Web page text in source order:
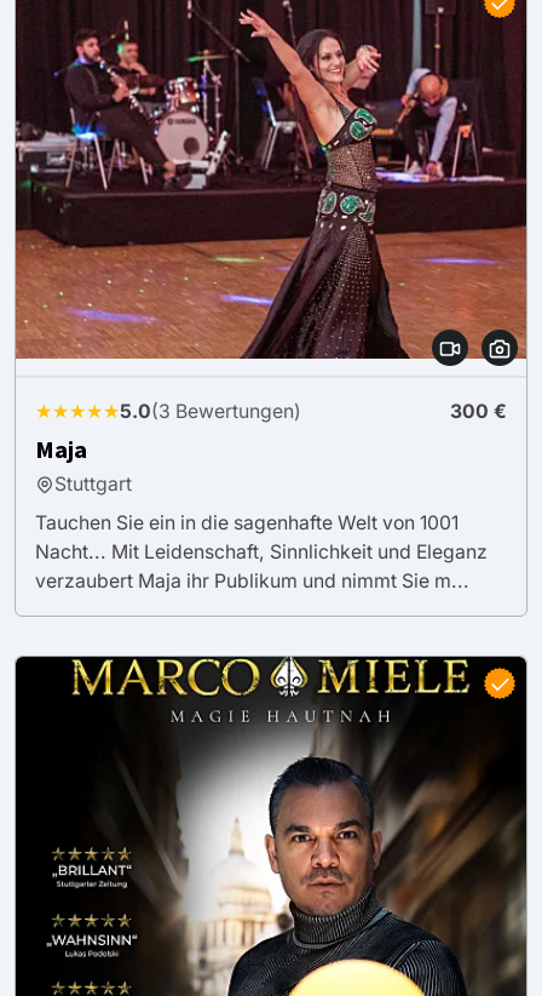
★★★★★5.0(3 Bewertungen) 300 €
Maja
Stuttgart
Tauchen Sie ein in die sagenhafte Welt von 1001
Nacht... Mit Leidenschaft, Sinnlichkeit und Eleganz
verzaubert Maja ihr Publikum und nimmt Sie m...